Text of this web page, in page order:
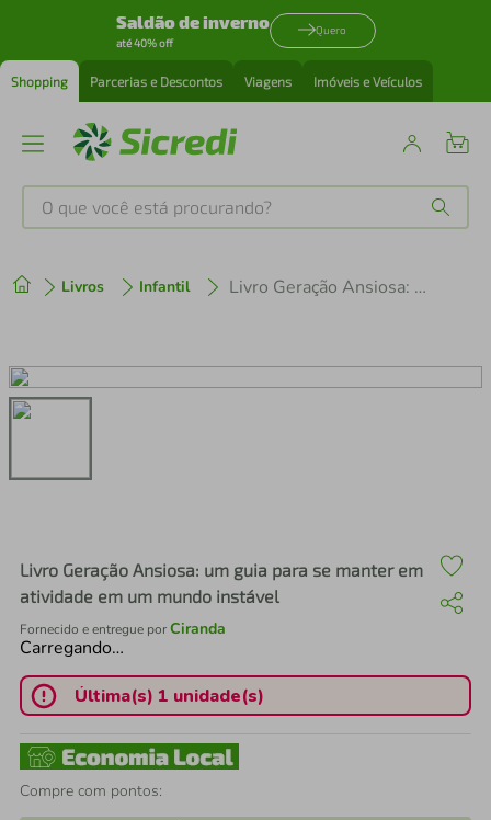
Saldão de inverno
até 40% off
Quero
Shopping Parcerias e Descontos Viagens Imóveis e Veículos
O que você está procurando?
Livros Infantil Livro Geração Ansiosa: um guia para se manter em atividade em um mundo instável
Livro Geração Ansiosa: um guia para se manter em
atividade em um mundo instável
Fornecido e entregue porCiranda
Carregando…
Última(s) 1 unidade(s)
Compre com pontos:
2º cafeteira